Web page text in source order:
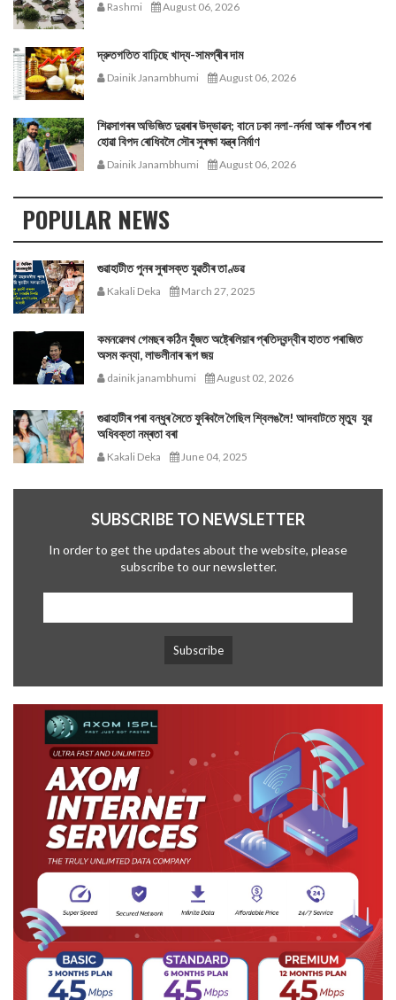
Rashmi August 06, 2026
দ্রুতগতিত বাঢ়িছে খাদ্য-সামগ্ৰীৰ দাম
Dainik Janambhumi August 06, 2026
শিৱসাগৰৰ অভিজিত দুৱৰাৰ উদ্ভাৱন; বানে ঢকা নলা-নৰ্দমা আৰু গাঁতৰ পৰা
হোৱা বিপদ ৰোধিবলৈ সৌৰ সুৰক্ষা যন্ত্ৰ নিৰ্মাণ
Dainik Janambhumi August 06, 2026
POPULAR NEWS
গুৱাহাটীত পুনৰ সুৰাসক্ত যুৱতীৰ তাণ্ডৱ
Kakali Deka March 27, 2025
কমনৱেলথ গেমছৰ কঠিন যুঁজত অষ্ট্ৰেলিয়াৰ প্ৰতিদ্বন্দ্বীৰ হাতত পৰাজিত
অসম কন্যা, লাভলীনাৰ ৰূপ জয়
dainik janambhumi August 02, 2026
গুৱাহাটীৰ পৰা বন্ধুৰ সৈতে ফুৰিবলৈ গৈছিল শ্বিলঙলৈ! আদবাটতে মৃত্যু যুৱ
অধিবক্তা নম্ৰতা বৰা
Kakali Deka June 04, 2025
SUBSCRIBE TO NEWSLETTER
In order to get the updates about the website, please
subscribe to our newsletter.